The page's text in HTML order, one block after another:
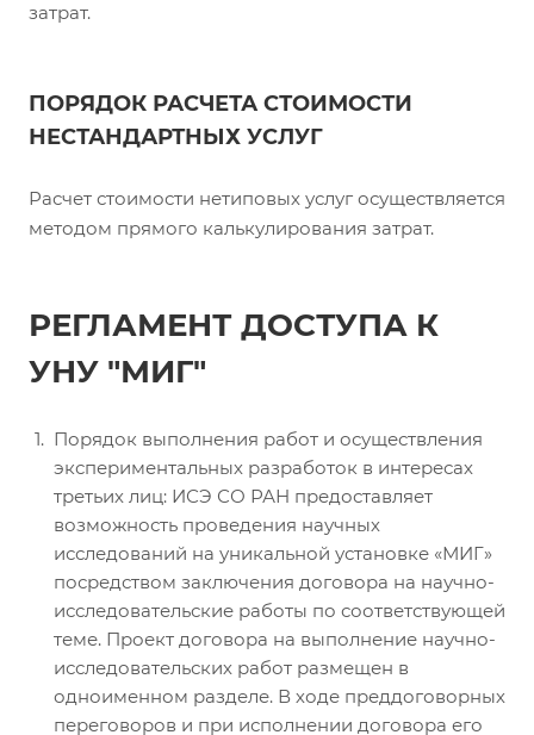
затрат.
ПОРЯДОК РАСЧЕТА СТОИМОСТИ
НЕСТАНДАРТНЫХ УСЛУГ
Расчет стоимости нетиповых услуг осуществляется
методом прямого калькулирования затрат.
РЕГЛАМЕНТ ДОСТУПА К
УНУ "МИГ"
Порядок выполнения работ и осуществления
экспериментальных разработок в интересах
третьих лиц: ИСЭ СО РАН предоставляет
возможность проведения научных
исследований на уникальной установке «МИГ»
посредством заключения договора на научно-
исследовательские работы по соответствующей
теме. Проект договора на выполнение научно-
исследовательских работ размещен в
одноименном разделе. В ходе преддоговорных
переговоров и при исполнении договора его